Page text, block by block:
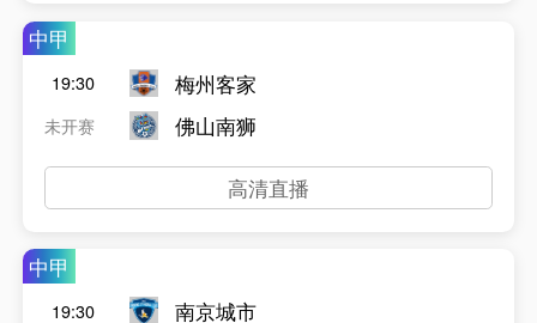
中甲
19:30
未开赛
梅州客家
佛山南狮
高清直播
中甲
19:30
南京城市